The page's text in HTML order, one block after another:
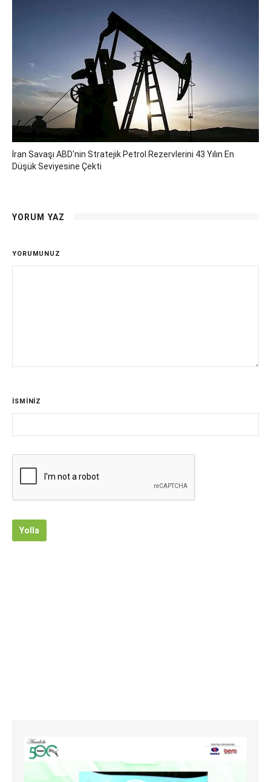
İran Savaşı ABD'nin Stratejik Petrol Rezervlerini 43 Yılın En
Düşük Seviyesine Çekti
YORUM YAZ
YORUMUNUZ
İSMİNİZ
Yolla